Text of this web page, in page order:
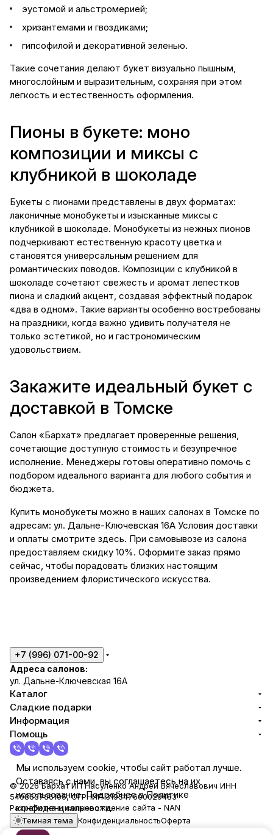
эустомой и альстромерией;
хризантемами и гвоздиками;
гипсофилой и декоративной зеленью.
Такие сочетания делают букет визуально пышным,
многослойным и выразительным, сохраняя при этом
легкость и естественность оформления.
Пионы в букете: моно
композиции и миксы с
клубникой в шоколаде
Букеты с пионами представлены в двух форматах:
лаконичные монобукеты и изысканные миксы с
клубникой в шоколаде. Монобукеты из нежных пионов
подчеркивают естественную красоту цветка и
становятся универсальным решением для
романтических поводов. Композиции с клубникой в
шоколаде сочетают свежесть и аромат лепестков
пиона и сладкий акцент, создавая эффектный подарок
«два в одном». Такие варианты особенно востребованы
на праздники, когда важно удивить получателя не
только эстетикой, но и гастрономическим
удовольствием.
Закажите идеальный букет с
доставкой в Томске
Салон «Бархат» предлагает проверенные решения,
сочетающие доступную стоимость и безупречное
исполнение. Менеджеры готовы оперативно помочь с
подбором идеального варианта для любого события и
бюджета.
Купить монобукеты можно в наших салонах в Томске по
адресам: ул. Дальне-Ключевская 16А Условия доставки
и оплаты смотрите здесь. При самовывозе из салона
предоставляем скидку 10%. Оформите заказ прямо
сейчас, чтобы порадовать близких настоящим
произведением флористического искусства.
+7 (996) 071-00-92
Адреса салонов:
ул. Дальне-Ключевская 16А
Каталог
Сладкие подарки
Информация
Помощь
© 2026 Бархат ИП Насуленко Андрей Вячеславович ИНН
540863736105, ОГРНИП 319547600029483
Разработка и сопровождение сайта - NAN
Темная тема КонфиденциальностьОферта
Мы используем cookie, чтобы сайт работал лучше.
Оставаясь с нами, вы соглашаетесь на их
использование. Подробнее в Политике
конфиденциальности.